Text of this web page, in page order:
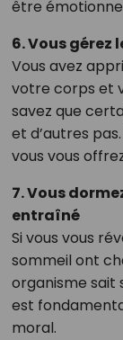
être
6. Vous gérez
Vous avez
votre corps et
savez que
et d’autres
vous vous
7. Vous
entraîné
Si vous vous
sommeil ont
organisme sait
est
moral.